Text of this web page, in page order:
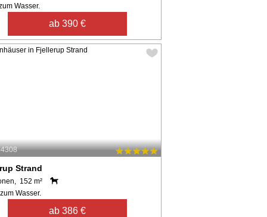
Wasser.
ab 390 €
Strand
152 m²
Wasser.
ab 386 €